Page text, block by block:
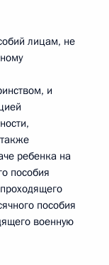
лицам, не
и
ребенка на
пособия
пособия
военную